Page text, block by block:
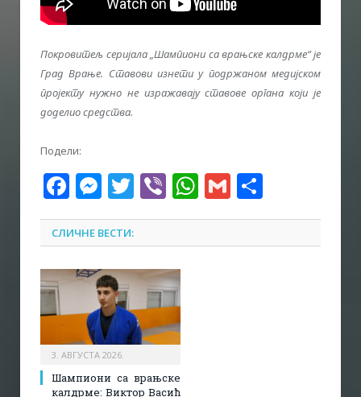
Покровитељ серијала „Шампиони са врањске калдрме“ је
Град Врање. Ставови изнети у подржаном медијском
пројекту нужно не изражавају ставове органа који је
доделио средства.
Подели:
Facebook
Messenger
Twitter
ViberWhatsApp
Gmail
СЛИЧНЕ ВЕСТИ:
3. АВГУСТА 2026.
Шампиони са врањске
калдрме: Виктор Васић